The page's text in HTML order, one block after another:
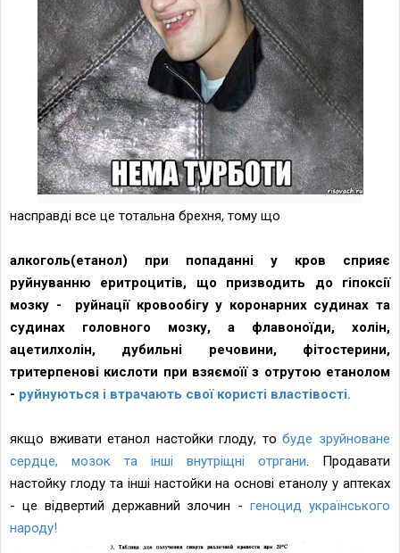
насправді все це тотальна брехня, тому що
алкоголь(етанол) при попаданні у кров сприяє
руйнуванню еритроцитів, що призводить до гіпоксії
мозку - руйнації кровообігу у коронарних судинах та
судинах головного мозку, а флавоноїди, холін,
ацетилхолін, дубильні речовини, фітостерини,
тритерпенові кислоти при взяємоїї з отрутою етанолом
- руйнуються і втрачають свої користі властівості.
якщо вживати етанол настойки глоду, тобуде зруйноване
сердце, мозок та інші внутріщні отргани. Продавати
настойку глоду та інші настойки на основі етанолу у аптеках
- це відвертий державний злочин -геноцид українського
народу!